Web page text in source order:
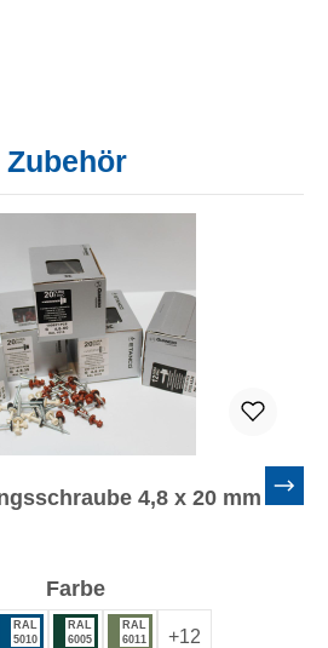
4,8 x 20 mm
Farbeauswählen
RAL
5010
RAL
6005
RAL
6011
+12